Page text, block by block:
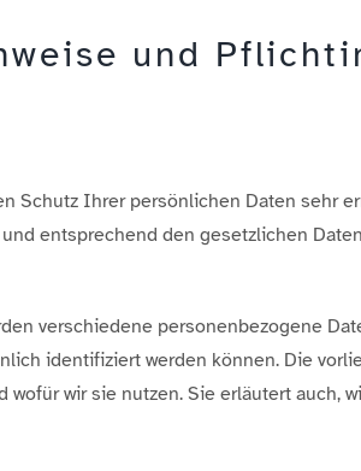
und
Schutz Ihrer persönlichen Daten sehr
entsprechend den gesetzlichen
verschiedene personenbezogene
identifiziert werden können. Die
wir sie nutzen. Sie erläutert auch,